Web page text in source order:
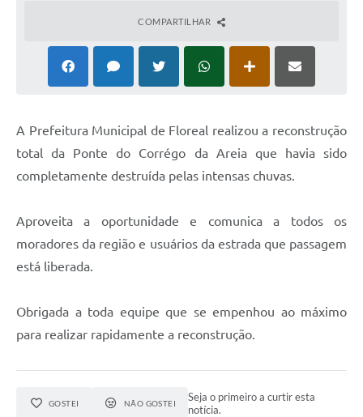
COMPARTILHAR
A Prefeitura Municipal de Floreal realizou a reconstrução
total da Ponte do Corrégo da Areia que havia sido
completamente destruída pelas intensas chuvas.
Aproveita a oportunidade e comunica a todos os
moradores da região e usuários da estrada que passagem
está liberada.
Obrigada a toda equipe que se empenhou ao máximo
para realizar rapidamente a reconstrução.
GOSTEI NÃO GOSTEI
Seja o primeiro a curtir esta
notícia.